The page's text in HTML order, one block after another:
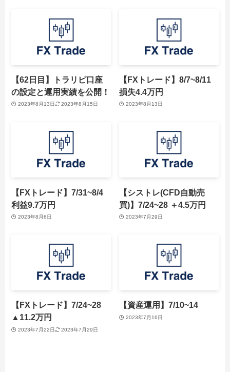
【62日目】トラリピ口座
の設定と運用実績を公開！
2023年8月13日 2023年8月15日
【FXトレード】8/7~8/11
損失4.4万円
2023年8月13日
【FXトレード】7/31~8/4
利益9.7万円
2023年8月6日
【シストレ(CFD自動売
買)】7/24~28 ＋4.5万円
2023年7月29日
【FXトレード】7/24~28
▲11.2万円
2023年7月22日 2023年7月29日
【資産運用】7/10~14
2023年7月16日